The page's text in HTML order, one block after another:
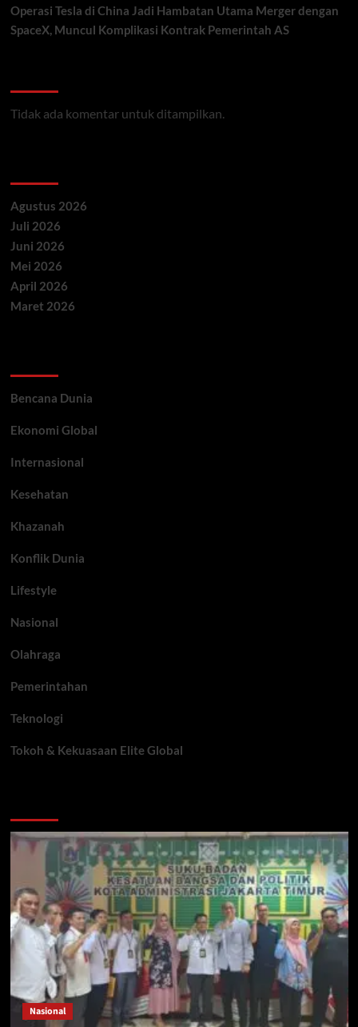
Operasi Tesla di China Jadi Hambatan Utama Merger dengan
SpaceX, Muncul Komplikasi Kontrak Pemerintah AS
Tidak ada komentar untuk ditampilkan.
Agustus 2026
Juli 2026
Juni 2026
Mei 2026
April 2026
Maret 2026
Bencana Dunia
Ekonomi Global
Internasional
Kesehatan
Khazanah
Konflik Dunia
Lifestyle
Nasional
Olahraga
Pemerintahan
Teknologi
Tokoh & Kekuasaan Elite Global
Nasional